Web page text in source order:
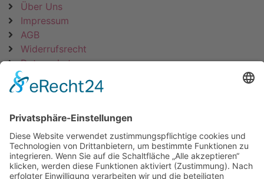
Über Uns
Impressum
AGB
Widerrufsrecht
Datenschutz